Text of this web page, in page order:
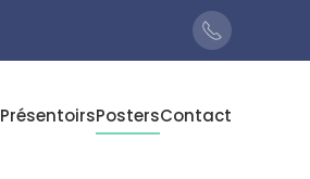
PrésentoirsPostersContact